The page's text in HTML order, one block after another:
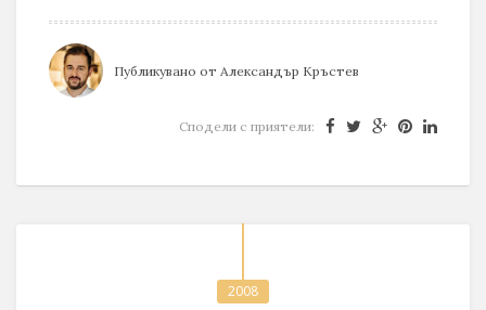
Публикувано от Александър Кръстев
Сподели с приятели:
2008